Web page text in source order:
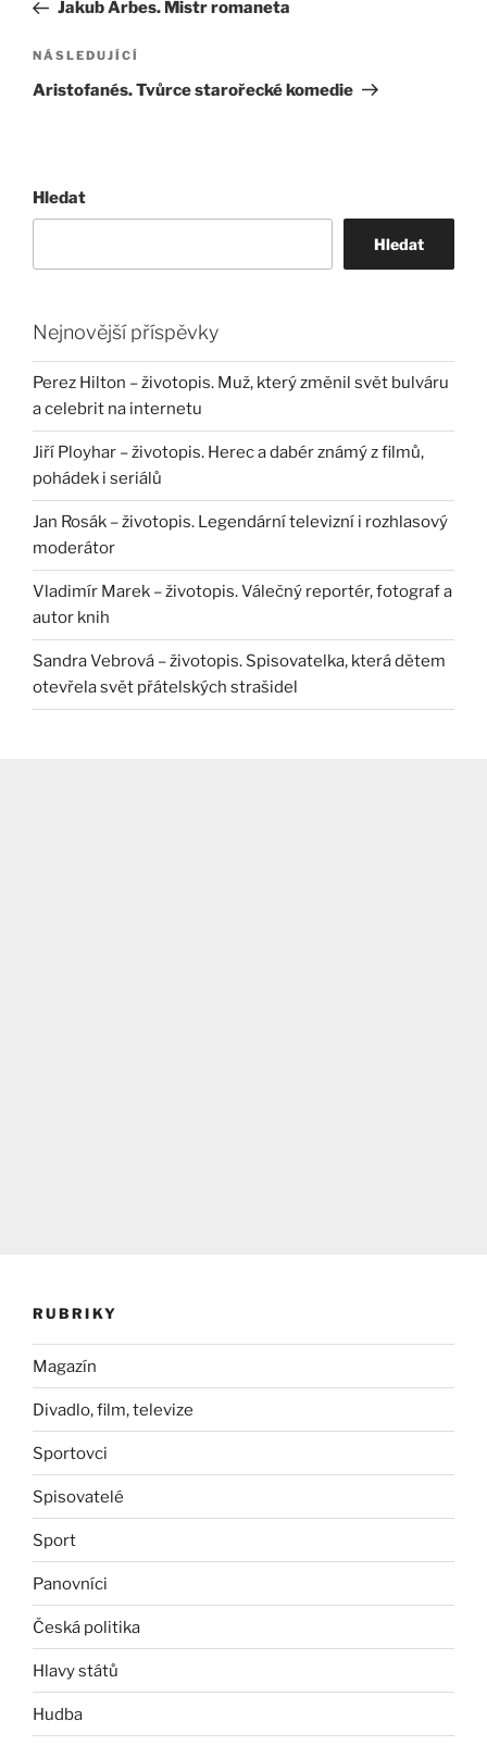
příspěvek
Jakub Arbes. Mistr romaneta
Následující
příspěvek
NÁSLEDUJÍCÍ
Aristofanés. Tvůrce starořecké komedie
Hledat
Hledat
Nejnovější příspěvky
Perez Hilton – životopis. Muž, který změnil svět bulváru
a celebrit na internetu
Jiří Ployhar – životopis. Herec a dabér známý z filmů,
pohádek i seriálů
Jan Rosák – životopis. Legendární televizní i rozhlasový
moderátor
Vladimír Marek – životopis. Válečný reportér, fotograf a
autor knih
Sandra Vebrová – životopis. Spisovatelka, která dětem
otevřela svět přátelských strašidel
RUBRIKY
Magazín
Divadlo, film, televize
Sportovci
Spisovatelé
Sport
Panovníci
Česká politika
Hlavy států
Hudba